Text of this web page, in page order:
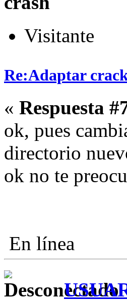
Visitante
Re:Adaptar
« Respuesta
ok, pues
directorio
ok no te
En línea